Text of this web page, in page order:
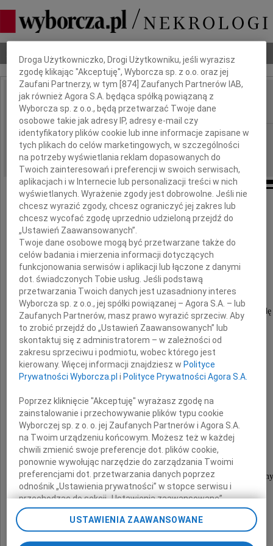
Nekrologi Odeszli Poradnik pogrzebowy
IMIĘ I NAZWISKO: Dorota Kapuścińska
REGION: Warszawa
DATA EMISJI: 07.07.2010
Dnia 3 lipca 2010 roku
zmarła w wieku 42 lat nasza Koleżanka
Dorota Kapuścińska
Zapamiętamy na zawsze Jej spokój, łagodność,
to, jak dobrym była Człowiekiem.
Dorota długo zmagała się z chorobą.
Pokazała nam, jak godnie można walczyć.
Mężowi i Synom
składamy
wyrazy współczucia jakich słów użyć, nie wiemy
Dbamy o Twoją prywatność
Droga Użytkowniczko, Drogi Użytkowniku, jeśli wyrazisz
zgodę klikając "Akceptuję", Wyborcza sp. z o.o. oraz jej
Zaufani Partnerzy, w tym [874] Zaufanych Partnerów IAB,
jak również Agora S.A. będąca spółką powiązaną z
Wyborcza sp. z o.o., będą przetwarzać Twoje dane
osobowe takie jak adresy IP, adresy e-mail czy
identyfikatory plików cookie lub inne informacje zapisane w
tych plikach do celów marketingowych, w szczególności
na potrzeby wyświetlania reklam dopasowanych do
Twoich zainteresowań i preferencji w swoich serwisach,
aplikacjach i w Internecie lub personalizacji treści w nich
wyświetlanych. Wyrażenie zgody jest dobrowolne. Jeśli nie
chcesz wyrazić zgody, chcesz ograniczyć jej zakres lub
chcesz wycofać zgodę uprzednio udzieloną przejdź do
„Ustawień Zaawansowanych”.
Twoje dane osobowe mogą być przetwarzane także do
celów badania i mierzenia informacji dotyczących
funkcjonowania serwisów i aplikacji lub łączone z danymi
dot. świadczonych Tobie usług. Jeśli podstawą
przetwarzania Twoich danych jest uzasadniony interes
Wyborcza sp. z o.o., jej spółki powiązanej – Agora S.A. – lub
Zaufanych Partnerów, masz prawo wyrazić sprzeciw. Aby
to zrobić przejdź do „Ustawień Zaawansowanych” lub
skontaktuj się z administratorem – w zależności od
zakresu sprzeciwu i podmiotu, wobec którego jest
kierowany. Więcej informacji znajdziesz wPolityce
Prywatności Wyborcza.pl iPolityce Prywatności Agora S.A.
Poprzez kliknięcie "Akceptuję" wyrażasz zgodę na
zainstalowanie i przechowywanie plików typu cookie
Wyborczej sp. z o. o. jej Zaufanych Partnerów i Agora S.A.
na Twoim urządzeniu końcowym. Możesz też w każdej
chwili zmienić swoje preferencje dot. plików cookie,
ponownie wywołując narzędzie do zarządzania Twoimi
preferencjami dot. przetwarzania danych poprzez
odnośnik „Ustawienia prywatności” w stopce serwisu i
przechodząc do sekcji „Ustawienia zaawansowane”.
Zmiana ustawień plików cookie możliwa jest także za
pomocą ustawień przeglądarki.
USTAWIENIA ZAAWANSOWANE